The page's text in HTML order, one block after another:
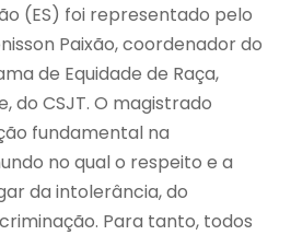
(ES) foi representado pelo
Paixão, coordenador do
de Equidade de Raça,
do CSJT. O magistrado
fundamental na
no qual o respeito e a
da intolerância, do
Para tanto, todos